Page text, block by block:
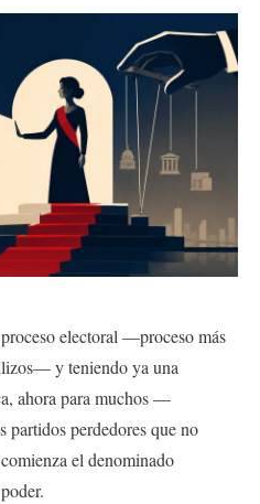
electoral —proceso más
y teniendo ya una
ahora para muchos —
partidos perdedores que no
el denominado